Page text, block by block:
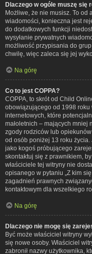
Dlaczego w ogóle muszę się
Możliwe, że nie musisz. To od
wiadomości, konieczna jest
do dodatkowych funkcji
wysyłanie prywatnych
możliwość przypisania do
chwilę, więc zaleca się jej
Na górę
Co to jest COPPA?
COPPA, to skrót od Child
obowiązującego od 1998 roku
internetowych, które
małoletnich – mających
zgody rodziców lub
od osób poniżej 13 roku
jako kogoś próbującego
skontaktuj się z prawnikiem,
właściciele tej witryny nie
opisanego w pytaniu „Z kim
zagadnień prawnych
kontaktowym dla wszelkiego
Na górę
Dlaczego nie mogę się
Być może właściciel witryny
się nowe osoby. Właściciel
zabronił nazwy użytkownika,